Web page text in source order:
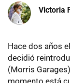
Victoria
Hace dos años
decidió
(Morris
momento está